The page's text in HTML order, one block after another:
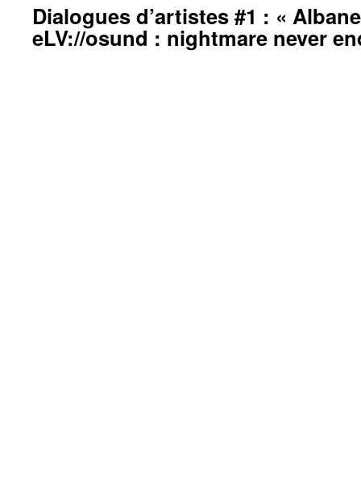
Dialogues d’artistes #1 : «
eLV://osund : nightmare never